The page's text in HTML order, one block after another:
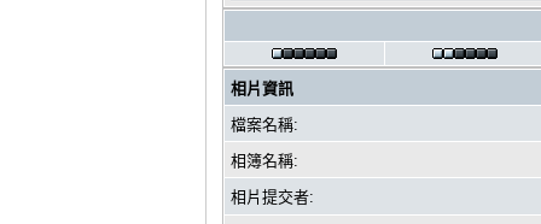
相片資訊
檔案名稱:
相簿名稱:
相片提交者: